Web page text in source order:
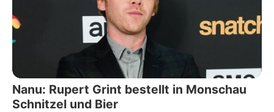
Nanu: Rupert Grint bestellt in Monschau
Schnitzel und Bier